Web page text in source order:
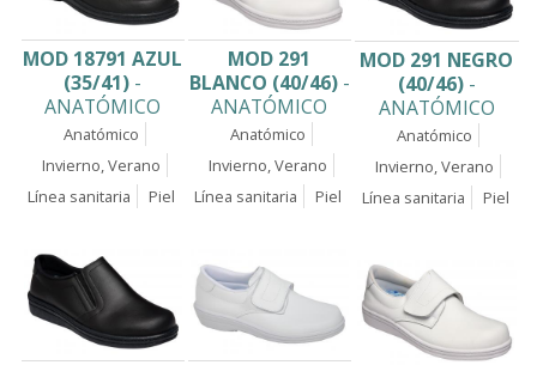
MOD 18791 AZUL
(35/41) -
ANATÓMICO
Anatómico
Invierno, Verano
Línea sanitaria
Piel
MOD 291
BLANCO (40/46)-
ANATÓMICO
Anatómico
Invierno, Verano
Línea sanitaria
Piel
MOD 291 NEGRO
(40/46)-
ANATÓMICO
Anatómico
Invierno, Verano
Línea sanitaria
Piel